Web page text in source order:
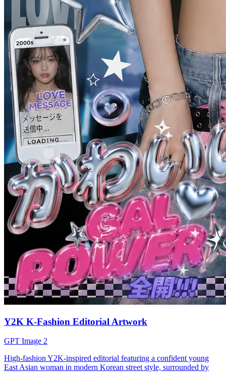
Y2K K-Fashion Editorial Artwork
GPT Image 2
High-fashion Y2K-inspired editorial featuring a confident young
East Asian woman in modern Korean street style, surrounded by